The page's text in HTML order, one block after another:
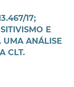
17;
E
UMA ANÁLISE
CLT.